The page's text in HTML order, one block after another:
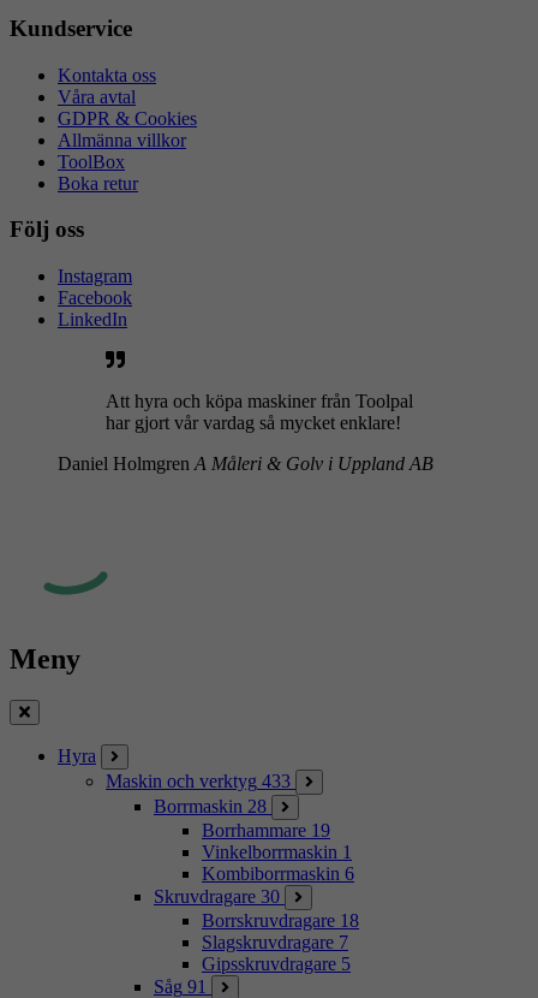
Kundservice
Kontakta oss
Våra avtal
GDPR & Cookies
Allmänna villkor
ToolBox
Boka retur
Följ oss
Instagram
Facebook
LinkedIn
Att hyra och köpa maskiner från Toolpal
har gjort vår vardag så mycket enklare!
Daniel Holmgren A Måleri & Golv i Uppland AB
Meny
Stäng
Hyra
Maskin och verktyg 433
Borrmaskin 28
Borrhammare 19
Vinkelborrmaskin 1
Kombiborrmaskin 6
Skruvdragare 30
Borrskruvdragare 18
Slagskruvdragare 7
Gipsskruvdragare 5
Såg 91